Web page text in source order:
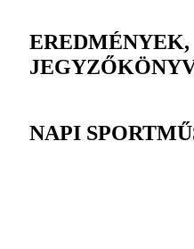
EREDMÉNYEK,
NAPI